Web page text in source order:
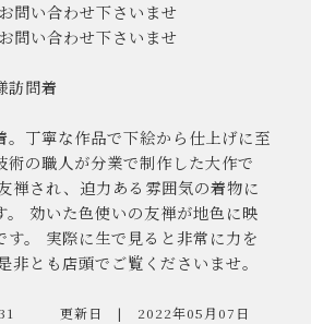
問い合わせ下さいませ
問い合わせ下さいませ
訪問着
。丁寧な作品で下絵から仕上げに至
術の職人が分業で制作した大作で
禅され、迫力ある雰囲気の着物に
。 効いた色使いの友禅が地色に映
す。 実際に生で見ると非常に力を
非とも店頭でご覧くださいませ。
更新日 2022年05月07日